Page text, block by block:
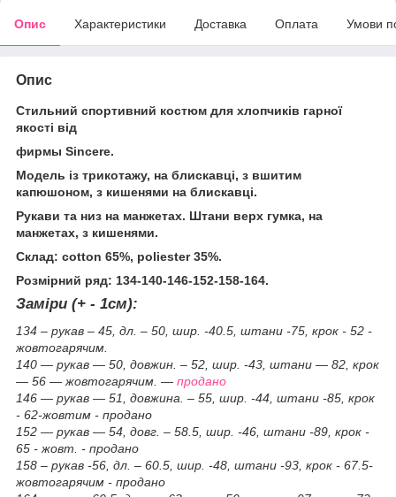
Опис Характеристики Доставка Оплата Умови
Опис
Стильний спортивний костюм для хлопчиків гарної
якості від
фирмы Sincere.
Модель із трикотажу, на блискавці, з вшитим
капюшоном, з кишенями на блискавці.
Рукави та низ на манжетах. Штани верх гумка, на
манжетах, з кишенями.
Склад: cotton 65%, poliester 35%.
Розмірний ряд: 134-140-146-152-158-164.
Заміри (+ - 1см):
134 – рукав – 45, дл. – 50, шир. -40.5, штани -75, крок - 52 -
жовтогарячим.
140 — рукав — 50, довжин. – 52, шир. -43, штани — 82, крок
— 56 — жовтогарячим. — продано
146 — рукав — 51, довжина. – 55, шир. -44, штани -85, крок
- 62-жовтим - продано
152 — рукав — 54, довг. – 58.5, шир. -46, штани -89, крок -
65 - жовт. - продано
158 – рукав -56, дл. – 60.5, шир. -48, штани -93, крок - 67.5-
жовтогарячим - продано